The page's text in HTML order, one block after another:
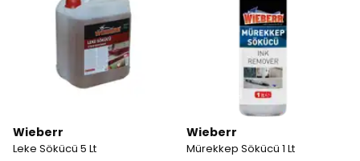
Wieberr
Leke Sökücü 5 Lt
Wieberr
Mürekkep Sökücü 1 Lt